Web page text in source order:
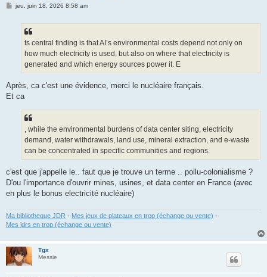
Mjeu. juin 18, 2026 8:58 am
ts central finding is that AI’s environmental costs depend not only on
how much electricity is used, but also on where that electricity is
generated and which energy sources power it. E
Après, ca c'est une évidence, merci le nucléaire français.
Et ca
, while the environmental burdens of data center siting, electricity
demand, water withdrawals, land use, mineral extraction, and e-waste
can be concentrated in specific communities and regions.
c'est que j'appelle le.. faut que je trouve un terme .. pollu-colonialisme ?
D'ou l'importance d'ouvrir mines, usines, et data center en France (avec
en plus le bonus electricité nucléaire)
Ma bibliotheque JDR - Mes jeux de plateaux en trop (échange ou vente) -
Mes jdrs en trop (échange ou vente)
Tgx
Messie